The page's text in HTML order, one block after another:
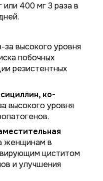
или 400 мг 3 раза в
за высокого уровня
побочных
резистентных
ко-
высокого уровня
женщинам в
циститом
и улучшения